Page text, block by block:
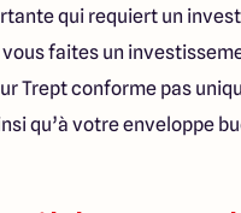
qui requiert un
faites un
Trept conforme pas
qu’à votre enveloppe